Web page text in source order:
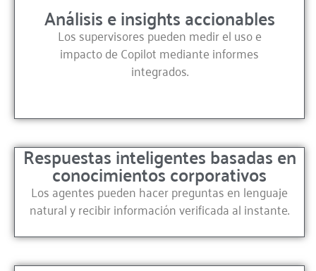
Análisis e insights accionables
Los supervisores pueden medir el uso e
impacto de Copilot mediante informes
integrados.
Respuestas inteligentes basadas en
conocimientos corporativos
Los agentes pueden hacer preguntas en lenguaje
natural y recibir información verificada al instante.